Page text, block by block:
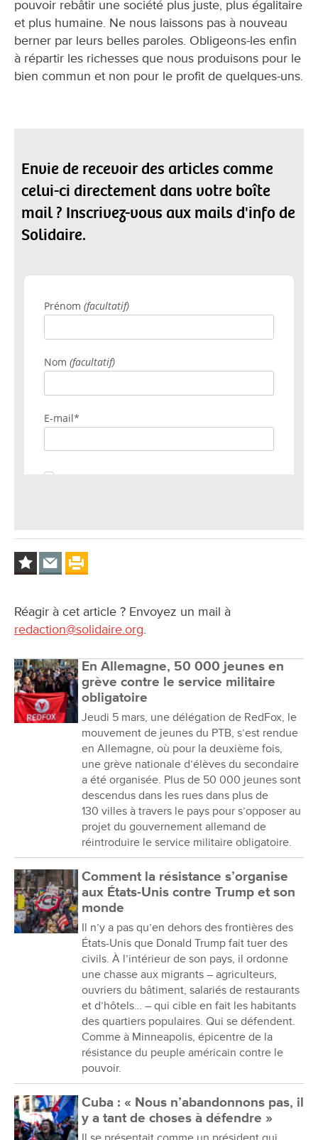
pouvoir rebâtir une société plus juste, plus égalitaire
et plus humaine. Ne nous laissons pas à nouveau
berner par leurs belles paroles. Obligeons-les enfin
à répartir les richesses que nous produisons pour le
bien commun et non pour le profit de quelques-uns.
Envie de recevoir des articles comme
celui-ci directement dans votre boîte
mail ? Inscrivez-vous aux mails d'info de
Solidaire.
Réagir à cet article ? Envoyez un mail à
redaction@solidaire.org.
En Allemagne, 50 000 jeunes en
grève contre le service militaire
obligatoire
Jeudi 5 mars, une délégation de RedFox, le
mouvement de jeunes du PTB, s’est rendue
en Allemagne, où pour la deuxième fois,
une grève nationale d’élèves du secondaire
a été organisée. Plus de 50 000 jeunes sont
descendus dans les rues dans plus de
130 villes à travers le pays pour s’opposer au
projet du gouvernement allemand de
réintroduire le service militaire obligatoire.
Comment la résistance s’organise
aux États-Unis contre Trump et son
monde
Il n’y a pas qu’en dehors des frontières des
États-Unis que Donald Trump fait tuer des
civils. À l’intérieur de son pays, il ordonne
une chasse aux migrants – agriculteurs,
ouvriers du bâtiment, salariés de restaurants
et d’hôtels… – qui cible en fait les habitants
des quartiers populaires. Qui se défendent.
Comme à Minneapolis, épicentre de la
résistance du peuple américain contre le
pouvoir.
Cuba : « Nous n’abandonnons pas, il
y a tant de choses à défendre »